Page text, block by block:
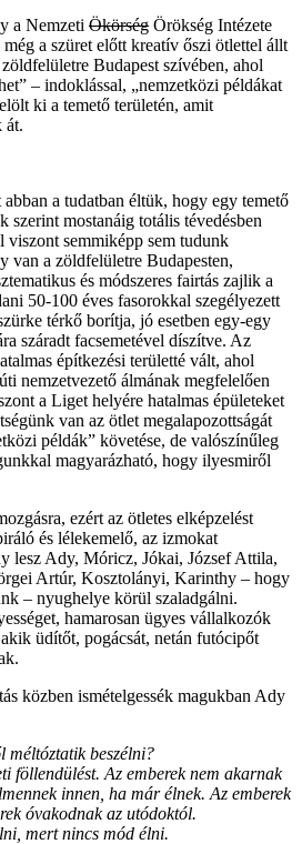
a Nemzeti Ökörség Örökség Intézete
a szüret előtt kreatív őszi ötlettel állt
Budapest szívében, ahol
– indoklással, „nemzetközi példákat
ki a temető területén, amit
át.
a tudatban éltük, hogy egy temető
szerint mostanáig totális tévedésben
viszont semmiképp sem tudunk
van a zöldfelületre Budapesten,
és módszeres fairtás zajlik a
50-100 éves fasorokkal szegélyezett
térkő borítja, jó esetben egy-egy
száradt facsemetével díszítve. Az
építkezési területté vált, ahol
nemzetvezető álmának megfelelően
a Liget helyére hatalmas épületeket
van az ötlet megalapozottságát
példák” követése, de valószínűleg
magyarázható, hogy ilyesmiről
ezért az ötletes elképzelést
és lélekemelő, az izmokat
lesz Ady, Móricz, Jókai, József Attila,
Artúr, Kosztolányi, Karinthy – hogy
– nyughelye körül szaladgálni.
hamarosan ügyes vállalkozók
üdítőt, pogácsát, netán futócipőt
közben ismételgessék magukban Ady
méltóztatik beszélni?
föllendülést. Az emberek nem akarnak
innen, ha már élnek. Az emberek
óvakodnak az utódoktól.
mert nincs mód élni.